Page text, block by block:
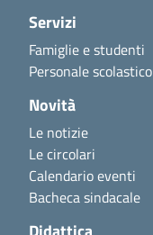
Servizi
Famiglie e studenti
Personale scolastico
Novità
Le notizie
Le circolari
Calendario eventi
Bacheca sindacale